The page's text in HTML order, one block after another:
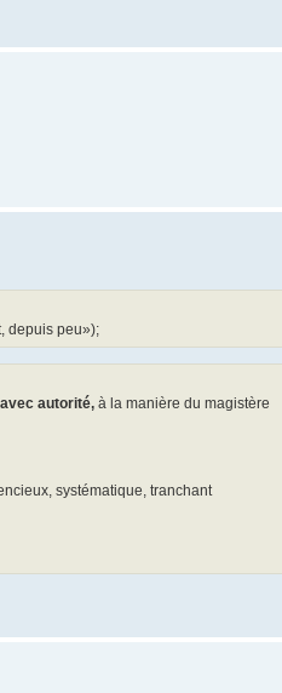
depuis peu»);
autorité, à la manière du magistère
systématique, tranchant